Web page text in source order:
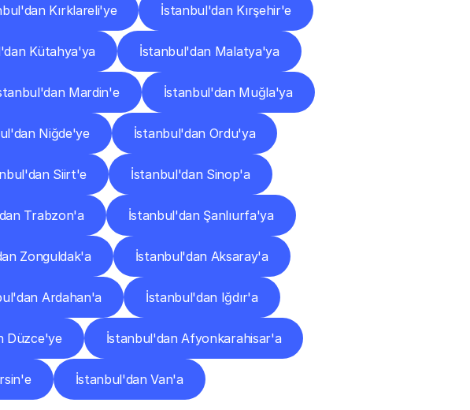
Kırklareli'ye İstanbul'dan Kırşehir'e
Kütahya'ya İstanbul'dan Malatya'ya
Mardin'e İstanbul'dan Muğla'ya
Niğde'ye İstanbul'dan Ordu'ya
Siirt'e İstanbul'dan Sinop'a
Trabzon'a İstanbul'dan Şanlıurfa'ya
Zonguldak'a İstanbul'dan Aksaray'a
Ardahan'a İstanbul'dan Iğdır'a
Düzce'ye İstanbul'dan Afyonkarahisar'a
İstanbul'dan Van'a